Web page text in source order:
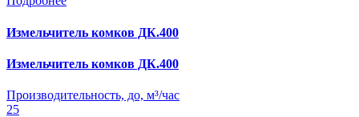
Измельчитель комков ДК.400
Измельчитель комков ДК.400
Производительность, до, м³/час
25